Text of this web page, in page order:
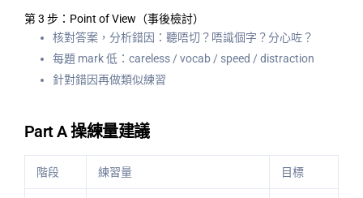
第 3 步：Point of View（事後檢討）
核對答案，分析錯因：聽唔切？唔識個字？分心咗？
每題 mark 低：careless / vocab / speed / distraction
針對錯因再做類似練習
Part A 操練量建議
階段 練習量 目標